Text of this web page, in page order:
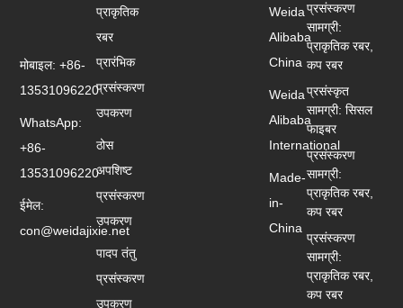
Weida
Alibaba
China
Weida
Alibaba
International
Made-
in-
China
प्राकृतिक
रबर
प्रारंभिक
प्रसंस्करण
उपकरण
ठोस
अपशिष्ट
प्रसंस्करण
उपकरण
पादप तंतु
प्रसंस्करण
उपकरण
प्रसंस्करण
सामग्री:
प्राकृतिक रबर,
कप रबर
प्रसंस्कृत
सामग्री: सिसल
फाइबर
प्रसंस्करण
सामग्री:
प्राकृतिक रबर,
कप रबर
प्रसंस्करण
सामग्री:
प्राकृतिक रबर,
कप रबर
मोबाइल: +86-
13531096220
WhatsApp:
+86-
13531096220
ईमेल:
con@weidajixie.net